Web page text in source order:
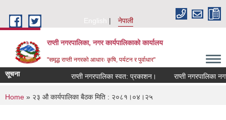
English
नेपाली
राप्ती नगरपालिका, नगर कार्यपालिकाको कार्यालय
"समृद्ध राप्ती नगरको आधारः कृषि, पर्यटन र पुर्वाधार"
सूचना राप्ती नगरपालिका स्वत: प्रकाशन। राप्ती नगरपालिका
You are here
Home » २३ औ कार्यपालिका बैठक मिति : २०८१।०४।२५